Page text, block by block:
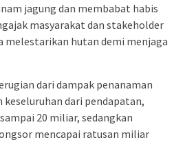
jagung dan membabat habis
masyarakat dan stakeholder
melestarikan hutan demi menjaga
dari dampak penanaman
dari pendapatan,
20 miliar, sedangkan
mencapai ratusan miliar